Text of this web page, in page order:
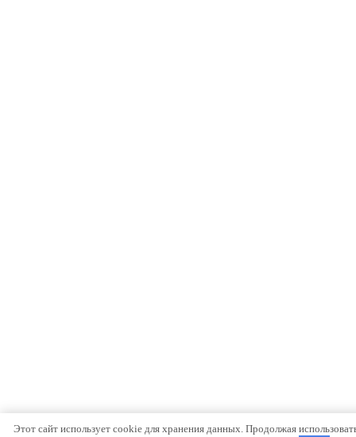
Этот сайт использует cookie для хранения данных. Продолжая